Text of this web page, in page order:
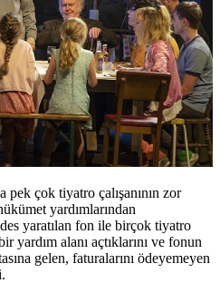
pek çok tiyatro çalışanının zor
yardımlarından
yaratılan fon ile birçok tiyatro
alanı açtıklarını ve fonun
gelen, faturalarını ödeyemeyen